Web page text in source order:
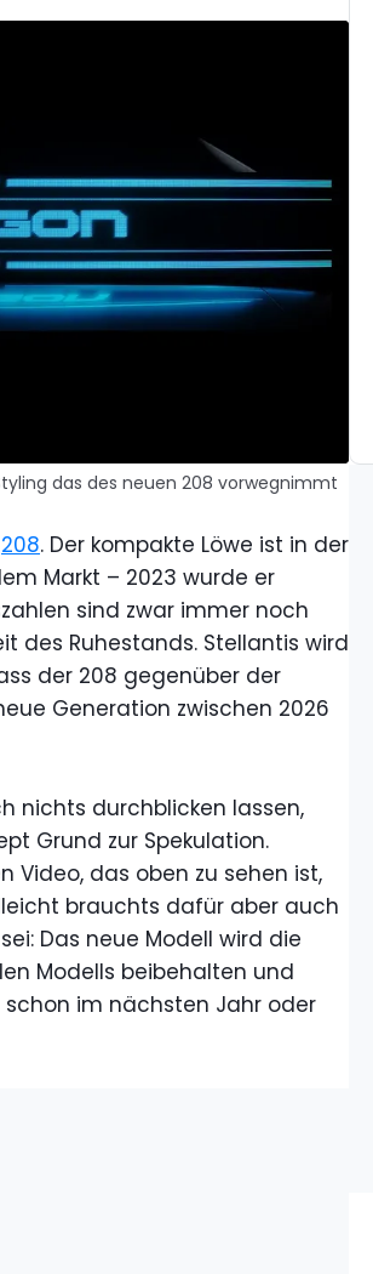
das des neuen 208 vorwegnimmt
208. Der kompakte Löwe ist in der
Markt – 2023 wurde er
sind zwar immer noch
des Ruhestands. Stellantis wird
der 208 gegenüber der
Generation zwischen 2026
nichts durchblicken lassen,
Grund zur Spekulation.
Video, das oben zu sehen ist,
brauchts dafür aber auch
Das neue Modell wird die
Modells beibehalten und
schon im nächsten Jahr oder